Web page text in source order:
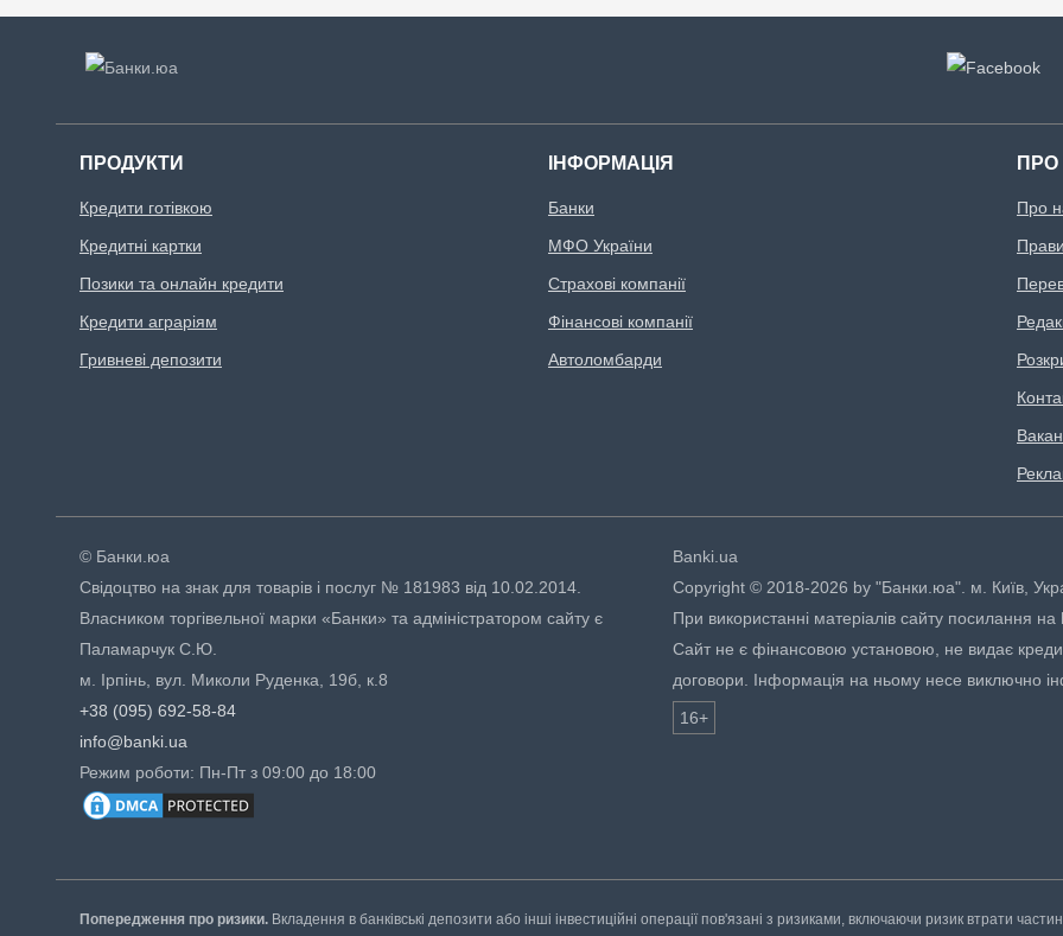
ПРОДУКТИ
Кредити готівкою
Кредитні картки
Позики та онлайн кредити
Кредити аграріям
Гривневі депозити
ІНФОРМАЦІЯ
Банки
МФО України
Страхові компанії
Фінансові компанії
Автоломбарди
ПРО
Про
© Банки.юа
Свідоцтво на знак для товарів і послуг № 181983 від 10.02.2014.
Власником торгівельної марки «Банки» та адміністратором сайту є
Паламарчук С.Ю.
м. Ірпінь, вул. Миколи Руденка, 19б, к.8
+38 (095) 692-58-84
info@banki.ua
Режим роботи: Пн-Пт з 09:00 до 18:00
Banki.ua
Copyright © 2018-2026 by "Банки.юа". м. Київ,
При використанні матеріалів сайту посилання
Сайт не є фінансовою установою, не видає
договори. Інформація на ньому несе виключно
16+
Попередження про ризики. Вкладення в банківські депозити або інші інвестиційні операції пов'язані з ризиками, включаючи ризик втрати